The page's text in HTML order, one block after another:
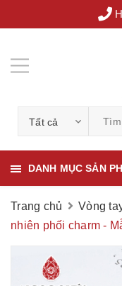
Tất cả
DANH MỤC SẢN
Trang chủ Vòng
nhiên phối charm -